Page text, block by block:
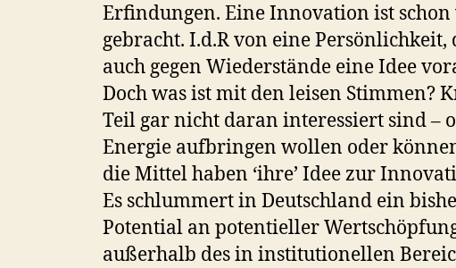
Erfindungen. Eine Innovation ist
gebracht. I.d.R von eine Persönlichkeit,
auch gegen Wiederstände eine Idee
Doch was ist mit den leisen Stimmen?
Teil gar nicht daran interessiert sind –
Energie aufbringen wollen oder
die Mittel haben ‘ihre’ Idee zur
Es schlummert in Deutschland ein
Potential an potentieller
außerhalb des in institutionellen